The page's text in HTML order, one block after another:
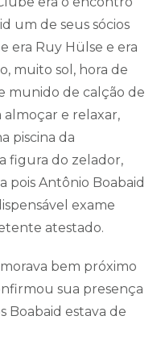
um de seus sócios
era Ruy Hülse e era
muito sol, hora de
munido de calção de
e relaxar,
piscina da
figura do zelador,
pois Antônio Boabaid
exame
atestado.
bem próximo
sua presença
Boabaid estava de